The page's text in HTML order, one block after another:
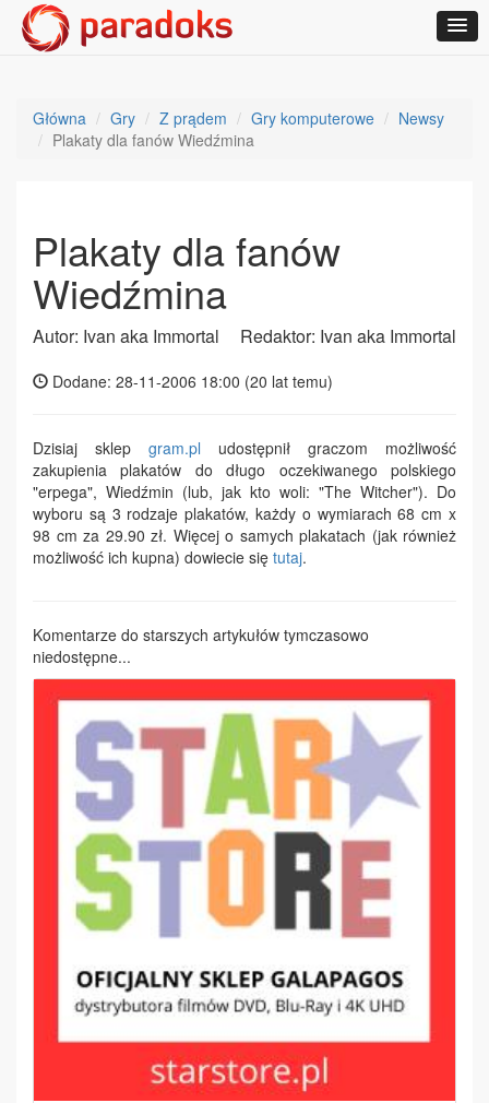
Główna Gry Z prądem Gry komputerowe
Newsy
Plakaty dla fanów Wiedźmina
Plakaty dla fanów
Wiedźmina
Autor: Ivan aka Immortal Redaktor: Ivan aka Immortal
Dodane: 28-11-2006 18:00 (20 lat temu)
Dzisiaj sklep gram.pl udostępnił graczom możliwość
zakupienia plakatów do długo oczekiwanego polskiego
"erpega", Wiedźmin (lub, jak kto woli: "The Witcher"). Do
wyboru są 3 rodzaje plakatów, każdy o wymiarach 68 cm x
98 cm za 29.90 zł. Więcej o samych plakatach (jak również
możliwość ich kupna) dowiecie się tutaj.
Komentarze do starszych artykułów tymczasowo
niedostępne...